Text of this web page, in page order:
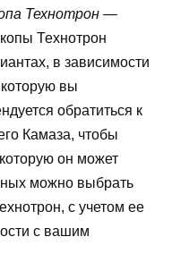
Технотрон —
Технотрон
в зависимости
вы
обратиться к
Камаза, чтобы
он может
можно выбрать
с учетом ее
с вашим